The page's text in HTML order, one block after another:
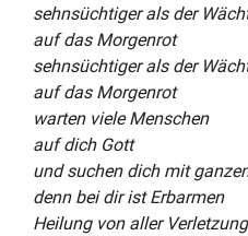
sehnsüchtiger als der
auf das Morgenrot
sehnsüchtiger als der
auf das Morgenrot
warten viele Menschen
auf dich Gott
und suchen dich mit
denn bei dir ist Erbarmen
Heilung von aller Verletzung